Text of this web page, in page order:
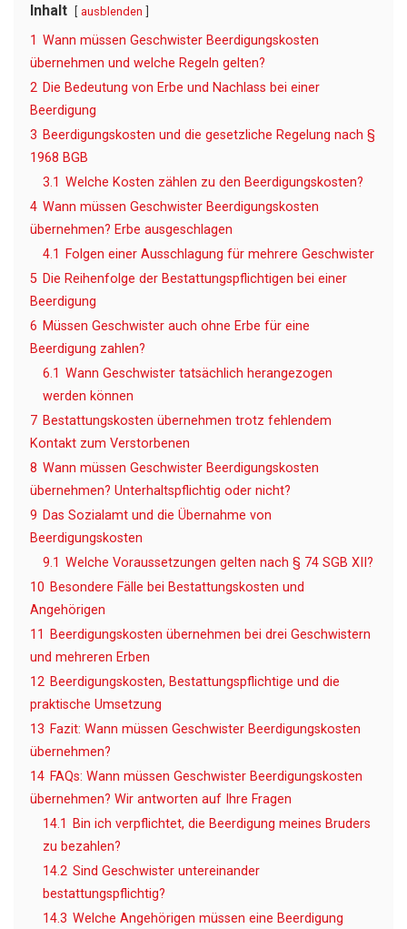
Inhalt ausblenden
1 Wann müssen Geschwister Beerdigungskosten
übernehmen und welche Regeln gelten?
2 Die Bedeutung von Erbe und Nachlass bei einer
Beerdigung
3 Beerdigungskosten und die gesetzliche Regelung nach §
1968 BGB
3.1 Welche Kosten zählen zu den Beerdigungskosten?
4 Wann müssen Geschwister Beerdigungskosten
übernehmen? Erbe ausgeschlagen
4.1
Folgen einer Ausschlagung für mehrere Geschwister
5 Die Reihenfolge der Bestattungspflichtigen bei einer
Beerdigung
6 Müssen Geschwister auch ohne Erbe für eine
Beerdigung zahlen?
6.1 Wann Geschwister tatsächlich herangezogen
werden können
7 Bestattungskosten übernehmen trotz fehlendem
Kontakt zum Verstorbenen
8 Wann müssen Geschwister Beerdigungskosten
übernehmen? Unterhaltspflichtig oder nicht?
9 Das Sozialamt und die Übernahme von
Beerdigungskosten
9.1 Welche Voraussetzungen gelten nach § 74 SGB XII?
10 Besondere Fälle bei Bestattungskosten und
Angehörigen
11
Beerdigungskosten übernehmen bei drei Geschwistern
und mehreren Erben
12 Beerdigungskosten, Bestattungspflichtige und die
praktische Umsetzung
13 Fazit: Wann müssen Geschwister Beerdigungskosten
übernehmen?
14 FAQs: Wann müssen Geschwister Beerdigungskosten
übernehmen? Wir antworten auf Ihre Fragen
14.1
Bin ich verpflichtet, die Beerdigung meines Bruders
zu bezahlen?
14.2 Sind Geschwister untereinander
bestattungspflichtig?
14.3 Welche Angehörigen müssen eine Beerdigung